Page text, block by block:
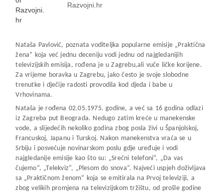
Razvojni.hr
Nataša Pavlović, poznata voditeljka popularne emisije „Praktična
žena“ koja već jednu deceniju vodi jednu od najgledanijih
televizijskih emisija, rođena je u Zagrebu,ali vuče ličke korijene.
Za vrijeme boravka u Zagrebu, jako često je svoje slobodne
trenutke i dječije radosti provodila kod djeda i babe u
Vrhovinama.
Nataša je rođena 02.05.1975. godine, a već sa 16 godina odlazi
iz Zagreba put Beograda. Nedugo zatim kreće u manekenske
vode, a slijedećih nekoliko godina zbog posla živi u Španjolskoj,
Francuskoj, Japanu i Turskoj. Nakon manekenstva vraća se u
Srbiju i posvećuje novinarskom poslu gdje uređuje i vodi
najgledanije emisije kao što su: „Srećni telefoni“, „Da vas
čujemo“, „Telekviz“, „Plesom do snova“. Najveći uspjeh doživljava
sa „Praktičnom ženom“ koja se emitirala na Prvoj televiziji, a
zbog velikih promjena na televizijskom tržištu, od prošle godine